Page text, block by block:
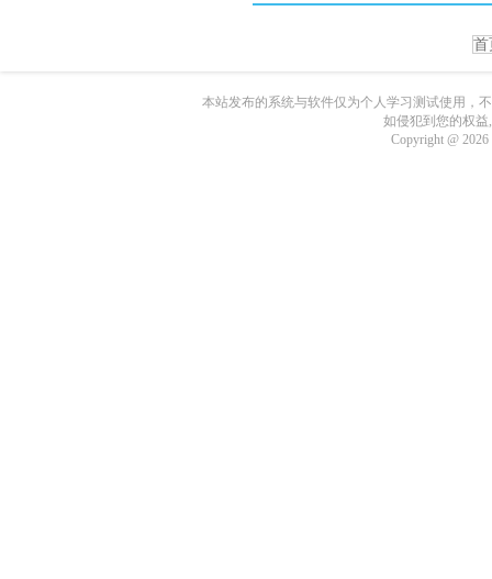
首
本站发布的系统与软件仅为个人学习测试使用，
如侵犯到您的权
Copyright @